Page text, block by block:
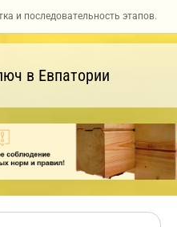
и последовательность этапов.
в Евпатории